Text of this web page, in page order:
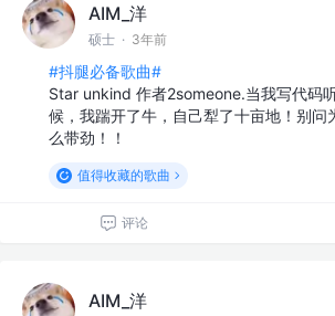
AIM_洋
硕士 · 3年前
#抖腿必备歌曲#
Star unkind 作者2someone.当我写代码
候，我踹开了牛，自己犁了十亩地！别问
么带劲！！
值得收藏的歌曲
评论
AIM_洋